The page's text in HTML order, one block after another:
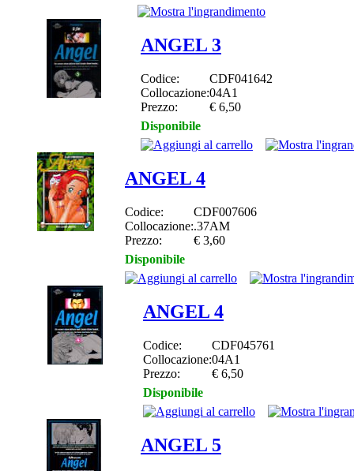
ANGEL 3
Codice:
CDF041642
Collocazione:04A1
Prezzo:
€ 6,50
Disponibile
ANGEL 4
Codice:
CDF007606
Collocazione:.37AM
Prezzo:
€ 3,60
Disponibile
ANGEL 4
Codice:
CDF045761
Collocazione:04A1
Prezzo:
€ 6,50
Disponibile
ANGEL 5